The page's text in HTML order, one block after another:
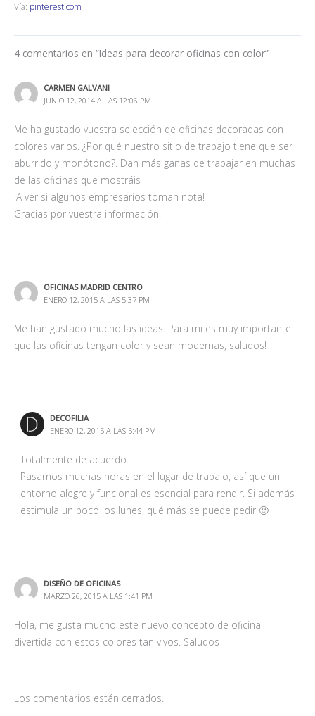
Vía: pinterest.com
4 comentarios en “Ideas para decorar oficinas con color”
CARMEN GALVANI
JUNIO 12, 2014 A LAS 12:06 PM
Me ha gustado vuestra selección de oficinas decoradas con
colores varios. ¿Por qué nuestro sitio de trabajo tiene que ser
aburrido y monótono?. Dan más ganas de trabajar en muchas
de las oficinas que mostráis
¡A ver si algunos empresarios toman nota!
Gracias por vuestra información.
OFICINAS MADRID CENTRO
ENERO 12, 2015 A LAS 5:37 PM
Me han gustado mucho las ideas. Para mi es muy importante
que las oficinas tengan color y sean modernas, saludos!
DECOFILIA
ENERO 12, 2015 A LAS 5:44 PM
Totalmente de acuerdo.
Pasamos muchas horas en el lugar de trabajo, así que un
entorno alegre y funcional es esencial para rendir. Si además
estimula un poco los lunes, qué más se puede pedir 🙂
DISEÑO DE OFICINAS
MARZO 26, 2015 A LAS 1:41 PM
Hola, me gusta mucho este nuevo concepto de oficina
divertida con estos colores tan vivos. Saludos
Los comentarios están cerrados.